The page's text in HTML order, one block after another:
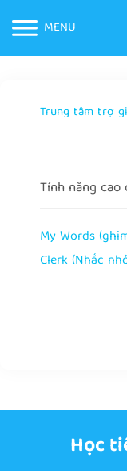
MENU
Trung tâm trợ
Tính năng cao
My Words
Clerk (Nhắc
Học